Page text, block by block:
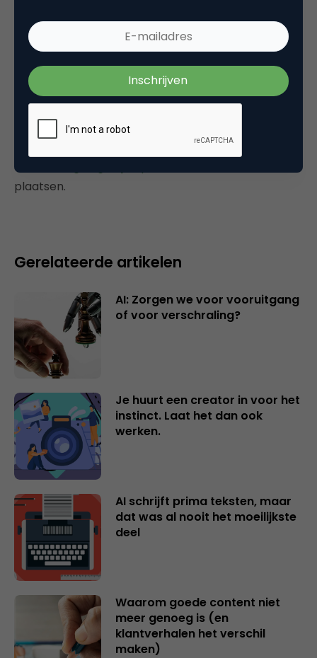
Doen we in Nederland overigens al erg lang.
7 april 2006 om 10:57
Plaats reactie
Je moet
plaatsen.
Gerelateerde artikelen
AI: Zorgen we voor vooruitgang
of voor verschraling?
Je huurt een creator in voor het
instinct. Laat het dan ook
werken.
AI schrijft prima teksten, maar
dat was al nooit het moeilijkste
deel
Waarom goede content niet
meer genoeg is (en
klantverhalen het verschil
maken)